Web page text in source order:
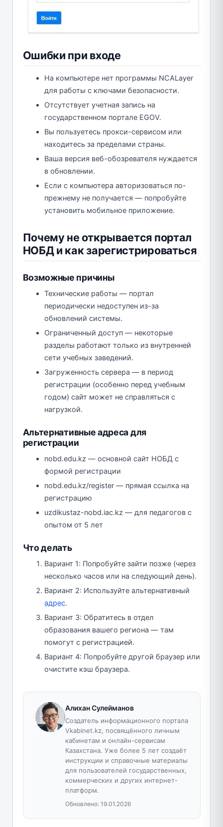
Ошибки при входе
На компьютере нет программы NCALayer
для работы с ключами безопасности.
Отсутствует учетная запись на
государственном портале EGOV.
Вы пользуетесь прокси-сервисом или
находитесь за пределами страны.
Ваша версия веб-обозревателя нуждается
в обновлении.
Если с компьютера авторизоваться по-
прежнему не получается — попробуйте
установить мобильное приложение.
Почему не открывается портал
НОБД и как зарегистрироваться
Возможные причины
Технические работы — портал
периодически недоступен из-за
обновлений системы.
Ограниченный доступ — некоторые
разделы работают только из внутренней
сети учебных заведений.
Загруженность сервера — в период
регистрации (особенно перед учебным
годом) сайт может не справляться с
нагрузкой.
Альтернативные адреса для
регистрации
nobd.edu.kz — основной сайт НОБД с
формой регистрации
nobd.edu.kz/register — прямая ссылка на
регистрацию
uzdikustaz-nobd.iac.kz — для педагогов с
опытом от 5 лет
Что делать
Вариант 1: Попробуйте зайти позже (через
несколько часов или на следующий день).
Вариант 2: Используйте альтернативный
адрес.
Вариант 3: Обратитесь в отдел
образования вашего региона — там
помогут с регистрацией.
Вариант 4: Попробуйте другой браузер или
очистите кэш браузера.
Алихан Сулейманов
Создатель информационного портала
Vkabinet.kz, посвящённого личным
кабинетам и онлайн-сервисам
Казахстана. Уже более 5 лет создаёт
инструкции и справочные материалы
для пользователей государственных,
коммерческих и других интернет-
платформ.
Обновлено: 19.01.2026